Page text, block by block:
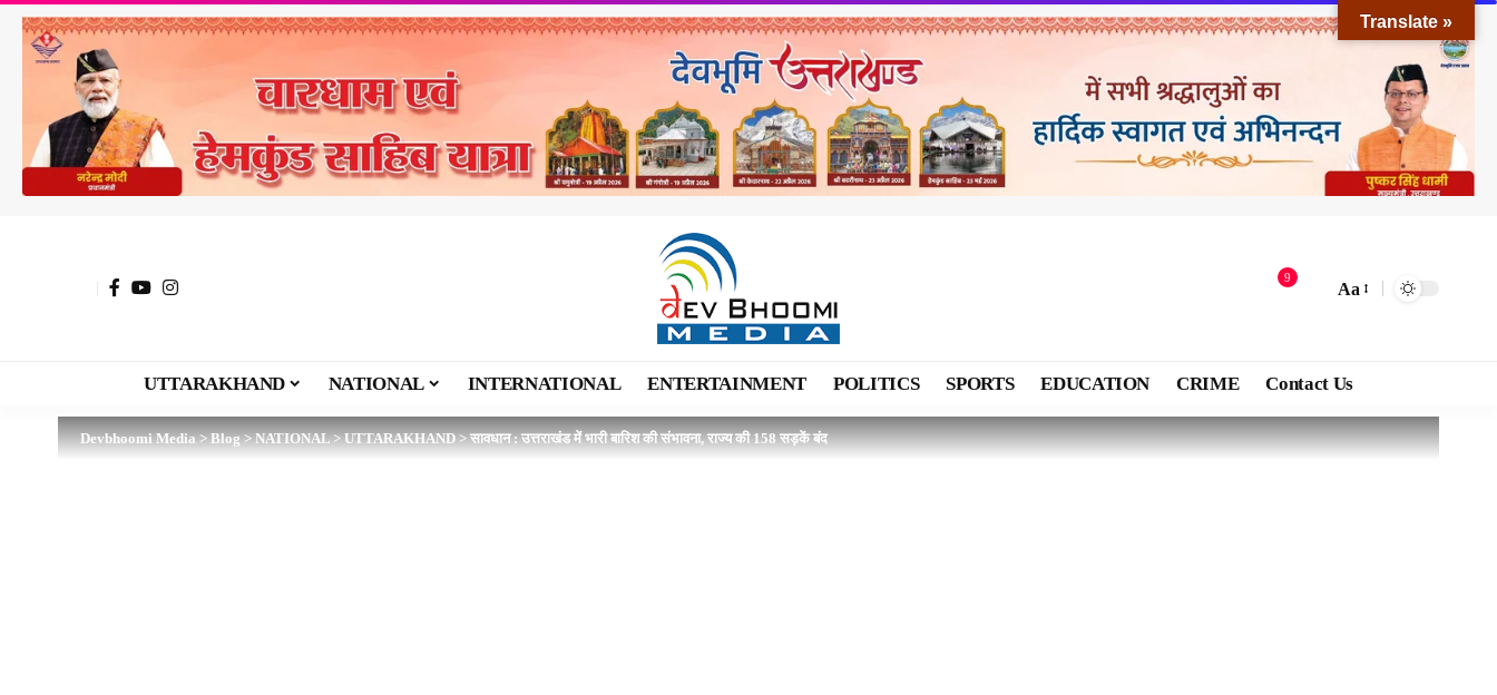
9
Aa
UTTARAKHAND NATIONAL INTERNATIONAL ENTERTAINMENT POLITICS SPORTS EDUCATION CRIME Contact Us
Devbhoomi Media>Blog>NATIONAL>UTTARAKHAND>सावधान : उत्तराखंड में भारी बारिश की संभावना, राज्य की 158 सड़कें बंद
Translate »